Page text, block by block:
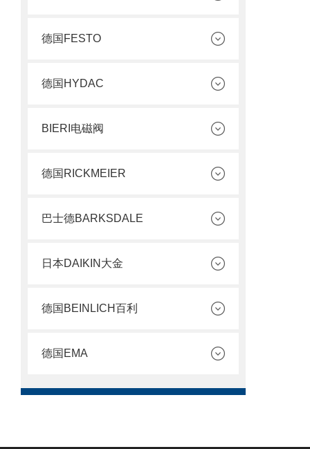
德国FESTO
德国HYDAC
BIERI电磁阀
德国RICKMEIER
巴士德BARKSDALE
日本DAIKIN大金
德国BEINLICH百利
德国EMA